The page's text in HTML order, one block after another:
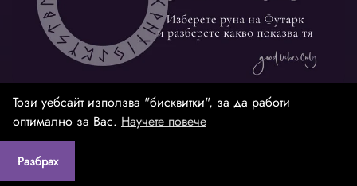
Този уебсайт използва "бисквитки", за да работи
оптимално за Вас. Научете повече
Разбрах
Контакти|Поверителност